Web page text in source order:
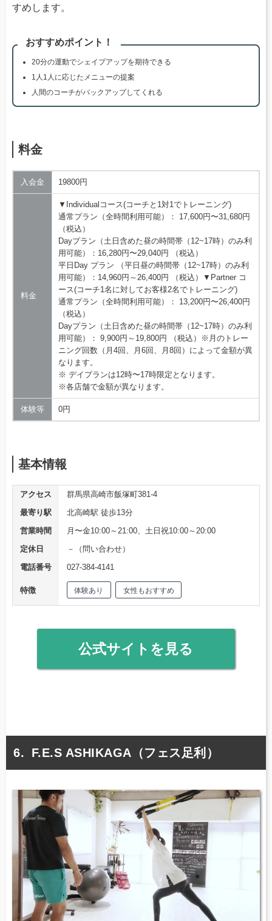
すめします。
おすすめポイント！
20分の運動でシェイプアップを期待できる
1人1人に応じたメニューの提案
人間のコーチがバックアップしてくれる
料金
入会金 19800円
料金
▼Individualコース(コーチと1対1でトレーニング)
通常プラン（全時間利用可能）： 17,600円〜31,680円
（税込）
Dayプラン（土日含めた昼の時間帯（12~17時）のみ利
用可能）：16,280円〜29,040円 （税込）
平日Day プラン （平日昼の時間帯（12~17時）のみ利
用可能）：14,960円～26,400円 （税込）▼Partner コ
ース(コーチ1名に対してお客様2名でトレーニング)
通常プラン（全時間利用可能）： 13,200円〜26,400円
（税込）
Dayプラン（土日含めた昼の時間帯（12~17時）のみ利
用可能）： 9,900円～19,800円 （税込）※月のトレー
ニング回数（月4回、月6回、月8回）によって金額が異
なります。
※ デイプランは12時〜17時限定となります。
※各店舗で金額が異なります。
体験等 0円
基本情報
アクセス
群馬県高崎市飯塚町381-4
最寄り駅
北高崎駅 徒歩13分
営業時間
月〜金10:00～21:00、土日祝10:00～20:00
定休日
－（問い合わせ）
電話番号
027-384-4141
特徴 体験あり 女性もおすすめ
公式サイトを見る
F.E.S ASHIKAGA（フェス足利）